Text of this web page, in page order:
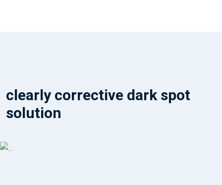
clearly corrective dark spot
solution